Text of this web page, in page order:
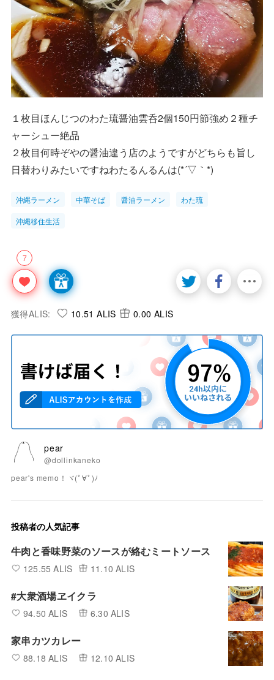
１枚目ほんじつのわた琉醤油雲呑2個150円節強め２種チ
ャーシュー絶品
２枚目何時ぞやの醤油違う店のようですがどちらも旨し
日替わりみたいですねわたるんるんは(*´▽｀*)
沖縄ラーメン 中華そば 醤油ラーメン わた琉
沖縄移住生活
7
獲得ALIS: 10.51 ALIS 0.00 ALIS
pear
@dollinkaneko
pear's memo！ヾ(ﾟ∀ﾟ)ﾉ
投稿者の人気記事
牛肉と香味野菜のソースが絡むミートソース
125.55 ALIS 11.10 ALIS
#大衆酒場ヱイクラ
94.50 ALIS 6.30 ALIS
家串カツカレー
88.18 ALIS 12.10 ALIS